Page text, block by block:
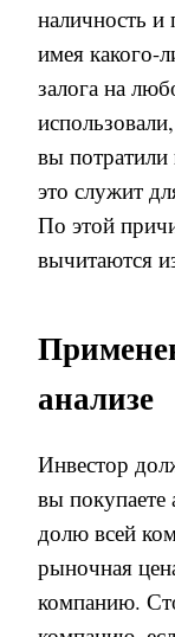
наличность и
имея какого-
залога на
вы потратили
это служит
По этой
вычитаются
анализе
Инвестор
вы
долю всей
рыночная
компанию.